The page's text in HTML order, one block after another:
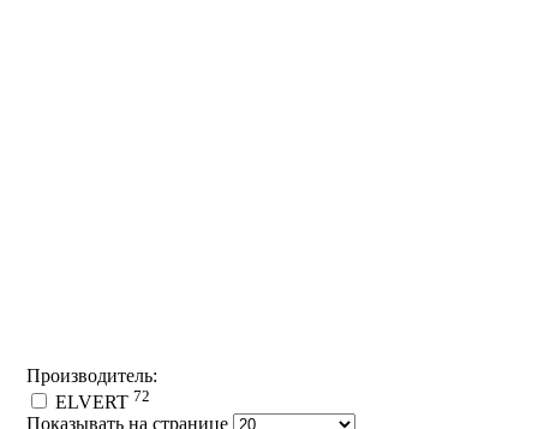
Производитель:
ELVERT 72
Показывать на странице